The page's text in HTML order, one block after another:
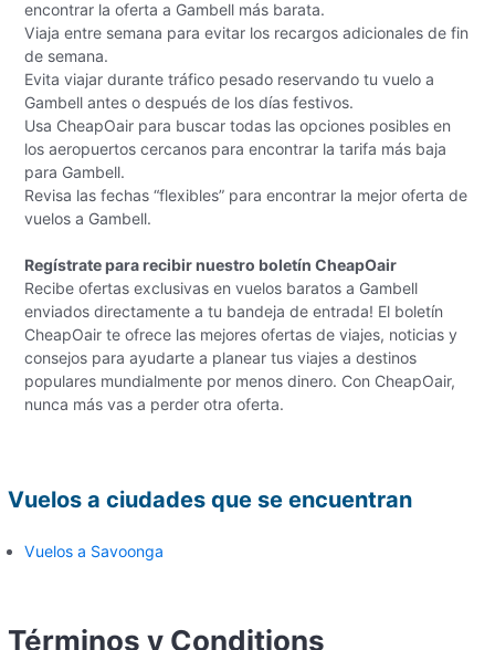
encontrar la oferta a Gambell más barata.
Viaja entre semana para evitar los recargos adicionales de fin
de semana.
Evita viajar durante tráfico pesado reservando tu vuelo a
Gambell antes o después de los días festivos.
Usa CheapOair para buscar todas las opciones posibles en
los aeropuertos cercanos para encontrar la tarifa más baja
para Gambell.
Revisa las fechas “flexibles” para encontrar la mejor oferta de
vuelos a Gambell.
Regístrate para recibir nuestro boletín CheapOair
Recibe ofertas exclusivas en vuelos baratos a Gambell
enviados directamente a tu bandeja de entrada! El boletín
CheapOair te ofrece las mejores ofertas de viajes, noticias y
consejos para ayudarte a planear tus viajes a destinos
populares mundialmente por menos dinero. Con CheapOair,
nunca más vas a perder otra oferta.
Vuelos a ciudades que se encuentran
Vuelos a Savoonga
Términos y Conditions